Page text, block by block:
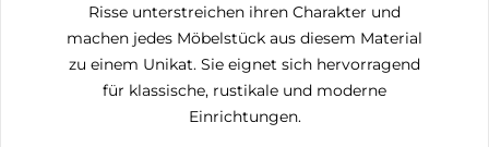
Risse unterstreichen ihren Charakter und
machen jedes Möbelstück aus diesem Material
zu einem Unikat. Sie eignet sich hervorragend
für klassische, rustikale und moderne
Einrichtungen.